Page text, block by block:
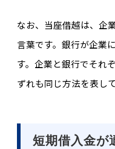
なお、当座借越は、企
言葉です。銀行が企業
す。企業と銀行でそれ
ずれも同じ方法を表して
短期借入金が